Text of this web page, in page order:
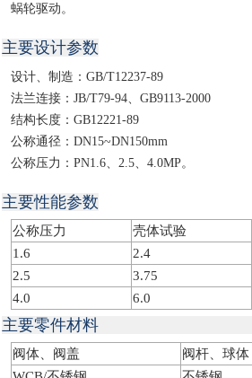
蜗轮驱动。
主要设计参数
设计、制造：GB/T12237-89
法兰连接：JB/T79-94、GB9113-2000
结构长度：GB12221-89
公称通径：DN15~DN150mm
公称压力：PN1.6、2.5、4.0MP。
主要性能参数
公称压力 壳体试验
1.6
2.4
2.5
3.75
4.0
6.0
主要零件材料
阀体、阀盖 阀杆、球体